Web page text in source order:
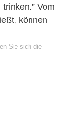
Vom
können
Sie sich die